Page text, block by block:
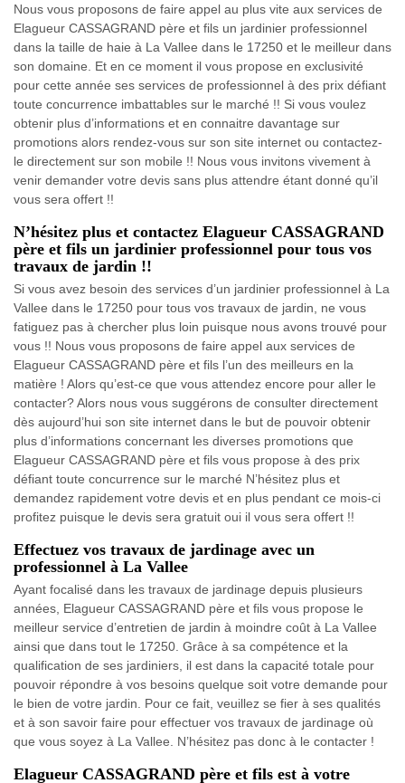
Nous vous proposons de faire appel au plus vite aux services de
Elagueur CASSAGRAND père et fils un jardinier professionnel
dans la taille de haie à La Vallee dans le 17250 et le meilleur dans
son domaine. Et en ce moment il vous propose en exclusivité
pour cette année ses services de professionnel à des prix défiant
toute concurrence imbattables sur le marché !! Si vous voulez
obtenir plus d’informations et en connaitre davantage sur
promotions alors rendez-vous sur son site internet ou contactez-
le directement sur son mobile !! Nous vous invitons vivement à
venir demander votre devis sans plus attendre étant donné qu’il
vous sera offert !!
N’hésitez plus et contactez Elagueur CASSAGRAND
père et fils un jardinier professionnel pour tous vos
travaux de jardin !!
Si vous avez besoin des services d’un jardinier professionnel à La
Vallee dans le 17250 pour tous vos travaux de jardin, ne vous
fatiguez pas à chercher plus loin puisque nous avons trouvé pour
vous !! Nous vous proposons de faire appel aux services de
Elagueur CASSAGRAND père et fils l’un des meilleurs en la
matière ! Alors qu’est-ce que vous attendez encore pour aller le
contacter? Alors nous vous suggérons de consulter directement
dès aujourd’hui son site internet dans le but de pouvoir obtenir
plus d’informations concernant les diverses promotions que
Elagueur CASSAGRAND père et fils vous propose à des prix
défiant toute concurrence sur le marché N’hésitez plus et
demandez rapidement votre devis et en plus pendant ce mois-ci
profitez puisque le devis sera gratuit oui il vous sera offert !!
Effectuez vos travaux de jardinage avec un
professionnel à La Vallee
Ayant focalisé dans les travaux de jardinage depuis plusieurs
années, Elagueur CASSAGRAND père et fils vous propose le
meilleur service d’entretien de jardin à moindre coût à La Vallee
ainsi que dans tout le 17250. Grâce à sa compétence et la
qualification de ses jardiniers, il est dans la capacité totale pour
pouvoir répondre à vos besoins quelque soit votre demande pour
le bien de votre jardin. Pour ce fait, veuillez se fier à ses qualités
et à son savoir faire pour effectuer vos travaux de jardinage où
que vous soyez à La Vallee. N’hésitez pas donc à le contacter !
Elagueur CASSAGRAND père et fils est à votre